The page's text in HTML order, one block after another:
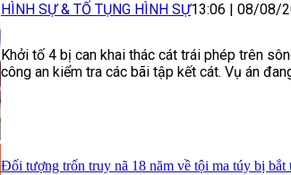
HÌNH SỰ & TỐ TỤNG HÌNH SỰ13:06 08/08/
Khởi tố 4 bị can khai thác cát trái phép trên
công an kiểm tra các bãi tập kết cát. Vụ án
Đối tượng trốn truy nã 18 năm về tội ma túy bị bắt